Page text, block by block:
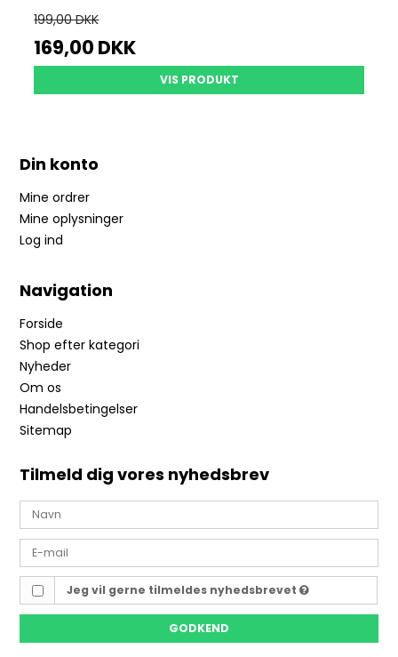
199,00 DKK
169,00 DKK
VIS PRODUKT
Din konto
Mine ordrer
Mine oplysninger
Log ind
Navigation
Forside
Shop efter kategori
Nyheder
Om os
Handelsbetingelser
Sitemap
Tilmeld dig vores nyhedsbrev
Jeg vil gerne tilmeldes nyhedsbrevet
GODKEND